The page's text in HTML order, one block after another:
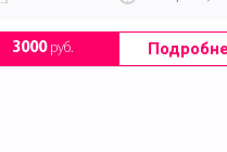
3000руб.